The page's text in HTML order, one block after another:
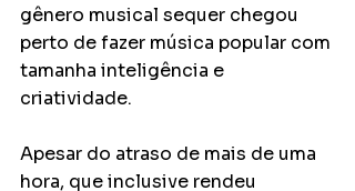
gênero musical sequer chegou
perto de fazer música popular com
tamanha inteligência e
criatividade.
Apesar do atraso de mais de uma
hora, que inclusive rendeu